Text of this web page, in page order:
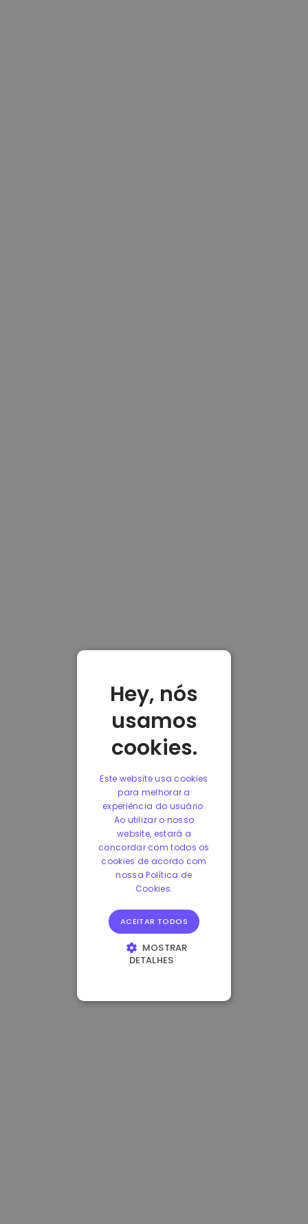
Hey, nós
usamos
cookies.
Este website usa cookies
para melhorar a
experiência do usuário.
Ao utilizar o nosso
website, estará a
concordar com todos os
cookies de acordo com
nossa Política de
Cookies.
ACEITAR TODOS
MOSTRAR
DETALHES